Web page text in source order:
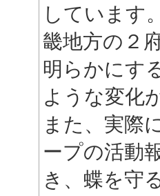
しています
畿地方の２
明らかにす
ような変化
また、実際
ープの活動
き、蝶を守